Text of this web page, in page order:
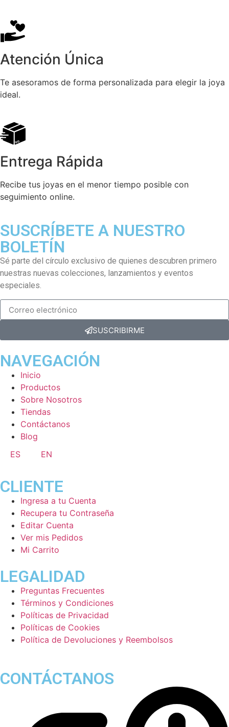
Atención Única
Te asesoramos de forma personalizada para elegir la joya
ideal.
Entrega Rápida
Recibe tus joyas en el menor tiempo posible con
seguimiento online.
SUSCRÍBETE A NUESTRO
BOLETÍN
Sé parte del círculo exclusivo de quienes descubren primero
nuestras nuevas colecciones, lanzamientos y eventos
especiales.
SUSCRIBIRME
NAVEGACIÓN
Inicio
Productos
Sobre Nosotros
Tiendas
Contáctanos
Blog
ES
EN
CLIENTE
Ingresa a tu Cuenta
Recupera tu Contraseña
Editar Cuenta
Ver mis Pedidos
Mi Carrito
LEGALIDAD
Preguntas Frecuentes
Términos y Condiciones
Políticas de Privacidad
Políticas de Cookies
Política de Devoluciones y Reembolsos
CONTÁCTANOS